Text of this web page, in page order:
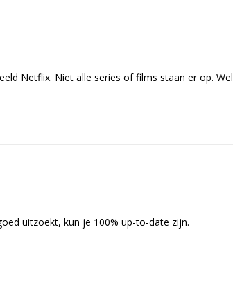
Netflix. Niet alle series of films staan er op. Wel
uitzoekt, kun je 100% up-to-date zijn.